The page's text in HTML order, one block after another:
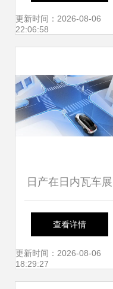
环境科技新巨头崛
更新时间：2026-08-06
22:06:58
日产在日内瓦车展
的动向 环境科技领
域的技术突破之路
查看详情
更新时间：2026-08-06
18:29:27